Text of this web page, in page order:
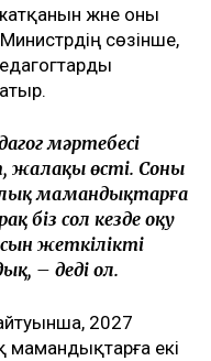
және оны
сөзінше,
мәртебесі
жалақы өсті. Соның
мамандықтарға
біз сол кезде оқу
жеткілікті
– деді ол.
2027
мамандықтарға екі